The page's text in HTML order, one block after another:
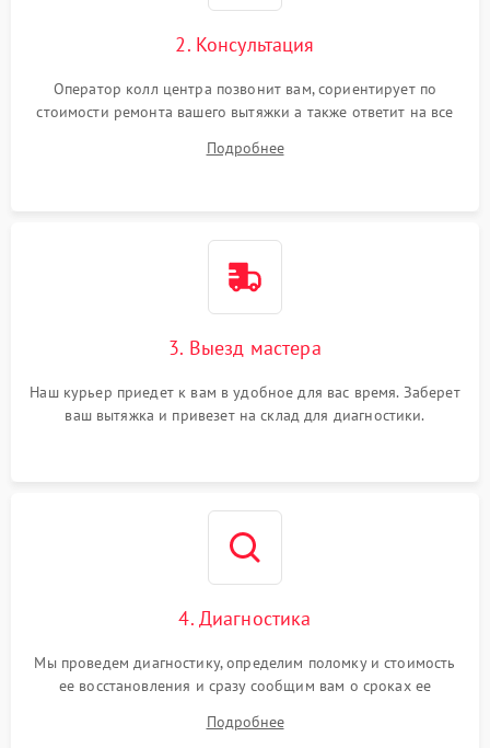
2. Консультация
Оператор колл центра позвонит вам, сориентирует по
стоимости ремонта вашего вытяжки а также ответит на все
Подробнее
3. Выезд мастера
Наш курьер приедет к вам в удобное для вас время. Заберет
ваш вытяжка и привезет на склад для диагностики.
4. Диагностика
Мы проведем диагностику, определим поломку и стоимость
ее восстановления и сразу сообщим вам о сроках ее
Подробнее